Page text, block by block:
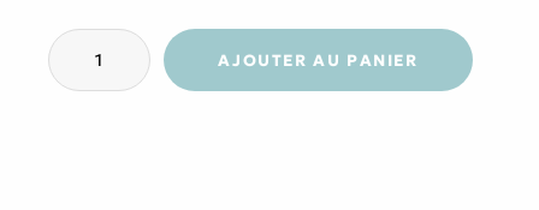
quantité
de
Trois
ans,
AJOUTER AU PANIER